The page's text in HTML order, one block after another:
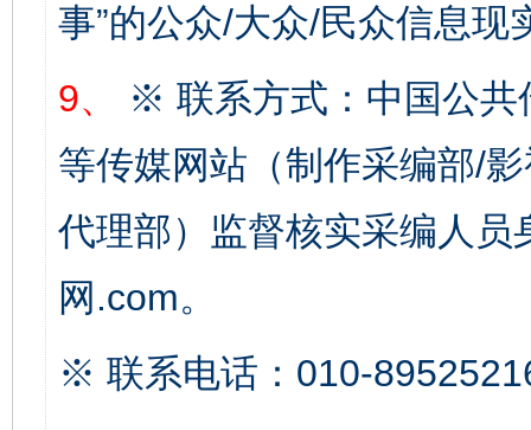
事”的公众/大众/民众信息现
9、
※ 联系方式：中国公共
等传媒网站（制作采编部/
代理部）监督核实采编人员
网.com。
※ 联系电话：010-